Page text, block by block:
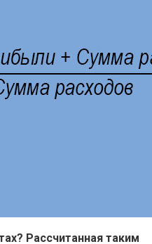
Рассчитанная таким